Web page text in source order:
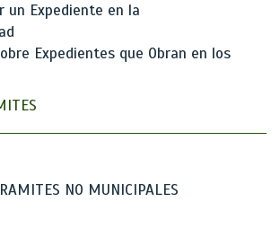
un Expediente en la
Expedientes que Obran en los
NO MUNICIPALES